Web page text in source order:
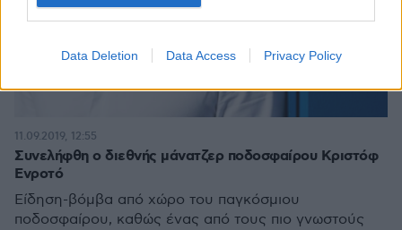
Data Deletion Data Access Privacy Policy
Συνελήφθη ο διεθνής μάνατζερ ποδοσφαίρου Κριστόφ
Ενροτό
Είδηση-βόμβα από χώρο του παγκόσμιου
ποδοσφαίρου, καθώς ένας από τους πιο γνωστούς
11.09.2019, 12:55